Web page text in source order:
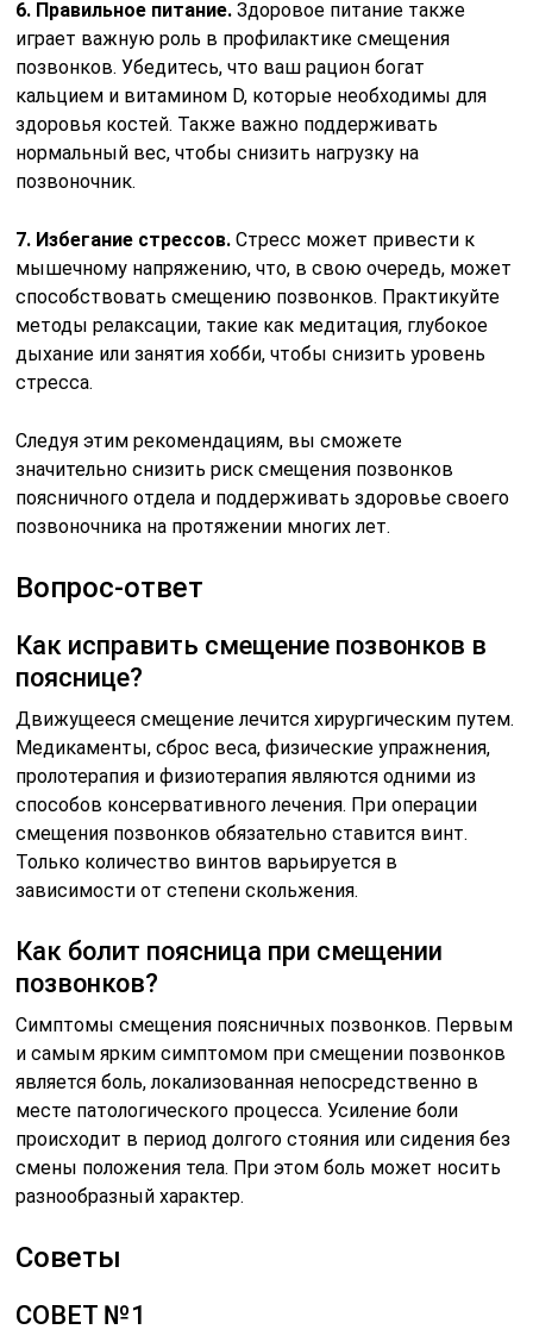
6. Правильное питание. Здоровое питание также
играет важную роль в профилактике смещения
позвонков. Убедитесь, что ваш рацион богат
кальцием и витамином D, которые необходимы для
здоровья костей. Также важно поддерживать
нормальный вес, чтобы снизить нагрузку на
позвоночник.
7. Избегание стрессов. Стресс может привести к
мышечному напряжению, что, в свою очередь, может
способствовать смещению позвонков. Практикуйте
методы релаксации, такие как медитация, глубокое
дыхание или занятия хобби, чтобы снизить уровень
стресса.
Следуя этим рекомендациям, вы сможете
значительно снизить риск смещения позвонков
поясничного отдела и поддерживать здоровье своего
позвоночника на протяжении многих лет.
Вопрос-ответ
Как исправить смещение позвонков в
пояснице?
Движущееся смещение лечится хирургическим путем.
Медикаменты, сброс веса, физические упражнения,
пролотерапия и физиотерапия являются одними из
способов консервативного лечения. При операции
смещения позвонков обязательно ставится винт.
Только количество винтов варьируется в
зависимости от степени скольжения.
Как болит поясница при смещении
позвонков?
Симптомы смещения поясничных позвонков. Первым
и самым ярким симптомом при смещении позвонков
является боль, локализованная непосредственно в
месте патологического процесса. Усиление боли
происходит в период долгого стояния или сидения без
смены положения тела. При этом боль может носить
разнообразный характер.
Советы
СОВЕТ №1